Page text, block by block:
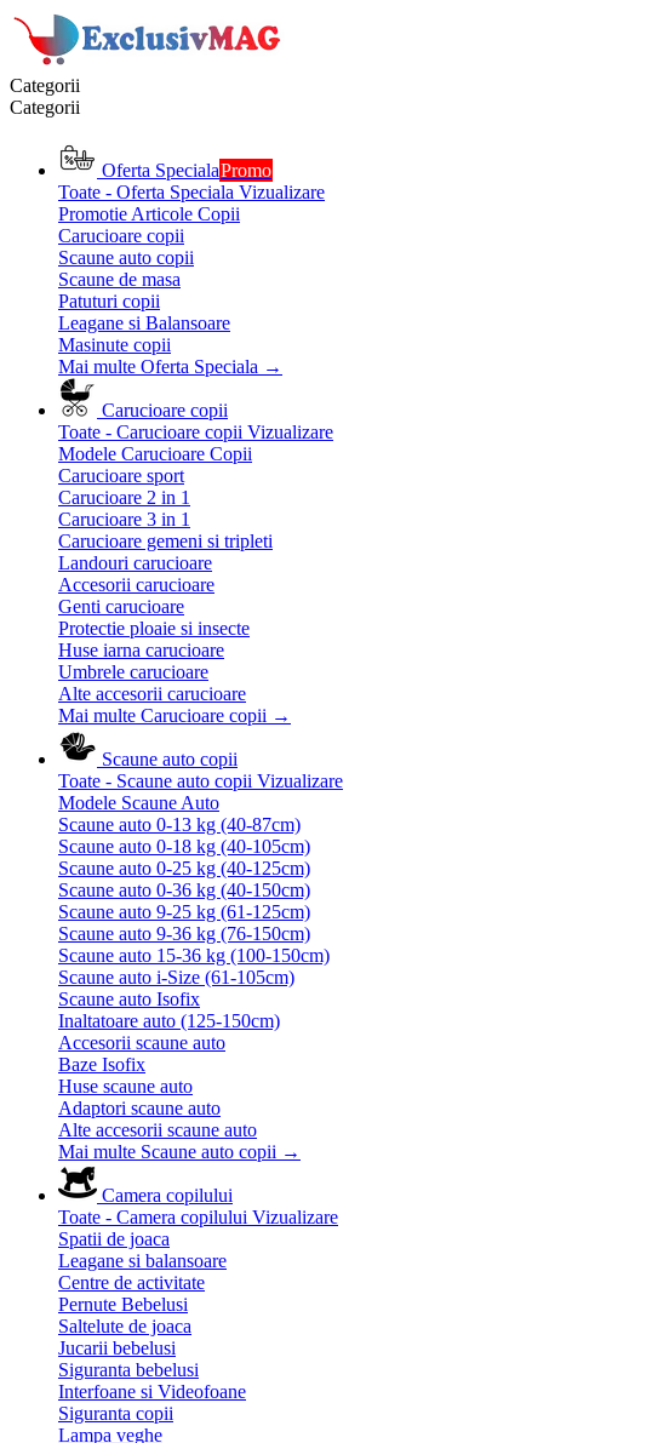
Categorii
Categorii
Oferta SpecialaPromo
Toate - Oferta Speciala Vizualizare
Promotie Articole Copii
Carucioare copii
Scaune auto copii
Scaune de masa
Patuturi copii
Leagane si Balansoare
Masinute copii
Mai multe Oferta Speciala →
Carucioare copii
Toate - Carucioare copii Vizualizare
Modele Carucioare Copii
Carucioare sport
Carucioare 2 in 1
Carucioare 3 in 1
Carucioare gemeni si tripleti
Landouri carucioare
Accesorii carucioare
Genti carucioare
Protectie ploaie si insecte
Huse iarna carucioare
Umbrele carucioare
Alte accesorii carucioare
Mai multe Carucioare copii →
Scaune auto copii
Toate - Scaune auto copii Vizualizare
Modele Scaune Auto
Scaune auto 0-13 kg (40-87cm)
Scaune auto 0-18 kg (40-105cm)
Scaune auto 0-25 kg (40-125cm)
Scaune auto 0-36 kg (40-150cm)
Scaune auto 9-25 kg (61-125cm)
Scaune auto 9-36 kg (76-150cm)
Scaune auto 15-36 kg (100-150cm)
Scaune auto i-Size (61-105cm)
Scaune auto Isofix
Inaltatoare auto (125-150cm)
Accesorii scaune auto
Baze Isofix
Huse scaune auto
Adaptori scaune auto
Alte accesorii scaune auto
Mai multe Scaune auto copii →
Camera copilului
Toate - Camera copilului Vizualizare
Spatii de joaca
Leagane si balansoare
Centre de activitate
Pernute Bebelusi
Saltelute de joaca
Jucarii bebelusi
Siguranta bebelusi
Interfoane si Videofoane
Siguranta copii
Lampa veghe